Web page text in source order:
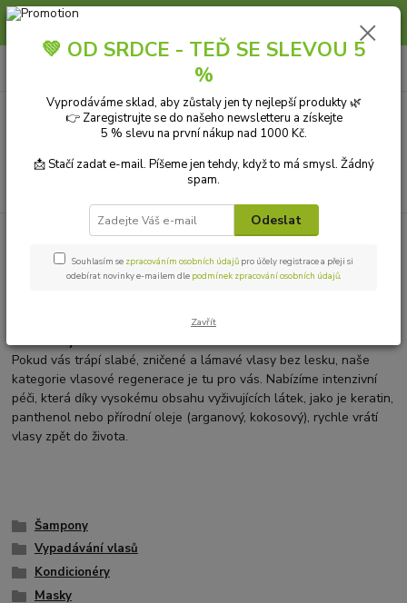
Slunce, koupání a horko dávají vlasům zabrat. Dopřejte jim šetrnou péči s
CZK
PŘÍRODNÍ KOSMETIKA Vlasová kosmetika
Vlasová kosmetika a hloubková
Vraťte svým vlasům život
Pokud vás trápí slabé, zničené a lámavé vlasy bez lesku, naše
kategorie vlasové regenerace je tu pro vás. Nabízíme intenzivní
péči, která díky vysokému obsahu vyživujících látek, jako je keratin,
panthenol nebo přírodní oleje (arganový, kokosový), rychle vrátí
vlasy zpět do života.
Šampony
Vypadávání vlasů
Kondicionéry
Masky
💚 OD SRDCE - TEĎ SE SLEVOU 5
%
Vyprodáváme sklad, aby zůstaly jen ty nejlepší produkty 🌿
👉 Zaregistrujte se do našeho newsletteru a získejte
5 % slevu na první nákup nad 1000 Kč.
📩 Stačí zadat e-mail. Píšeme jen tehdy, když to má smysl. Žádný
spam.
Odeslat
Souhlasím se zpracováním osobních údajů pro účely registrace a přeji si
odebírat novinky e-mailem dle podmínek zpracování osobních údajů.
Zavřít